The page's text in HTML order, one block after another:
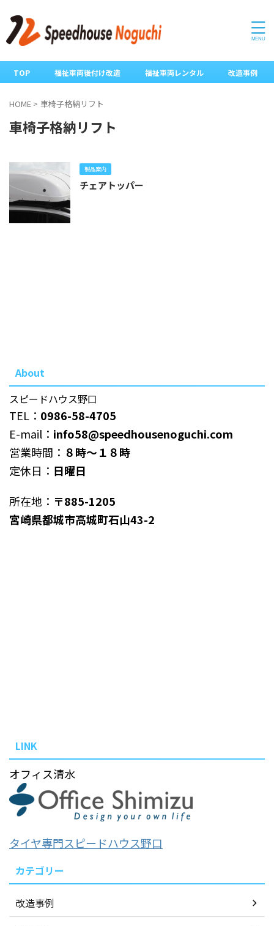
TOP 福祉車両後付け改造 福祉車両レンタル 改造事例
HOME > 車椅子格納リフト
車椅子格納リフト
製品案内
チェアトッパー
About
スピードハウス野口
TEL： 0986-58-4705
E-mail： info58@speedhousenoguchi.com
営業時間： ８時～１８時
定休日： 日曜日
所在地： 〒885-1205
宮崎県都城市高城町石山43-2
LINK
オフィス清水
タイヤ専門スピードハウス野口
カテゴリー
改造事例